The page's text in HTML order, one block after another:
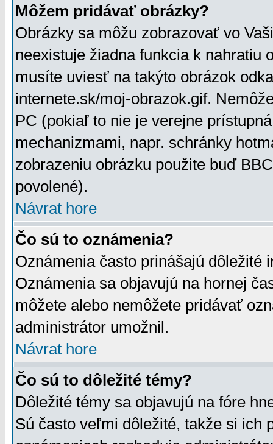
Môžem pridávať obrázky?
Obrázky sa môžu zobrazovať vo
neexistuje žiadna funkcia k nahratiu
musíte uviesť na takýto obrázok
internete.sk/moj-obrazok.gif.
PC (pokiaľ to nie je verejne
mechanizmami, napr. schránky
zobrazeniu obrázku použite buď
povolené).
Návrat hore
Čo sú to oznámenia?
Oznámenia často prinášajú dôležité
Oznámenia sa objavujú na hornej
môžete alebo nemôžete pridávať
administrátor umožnil.
Návrat hore
Čo sú to dôležité témy?
Dôležité témy sa objavujú na fóre
Sú často veľmi dôležité, takže si ich